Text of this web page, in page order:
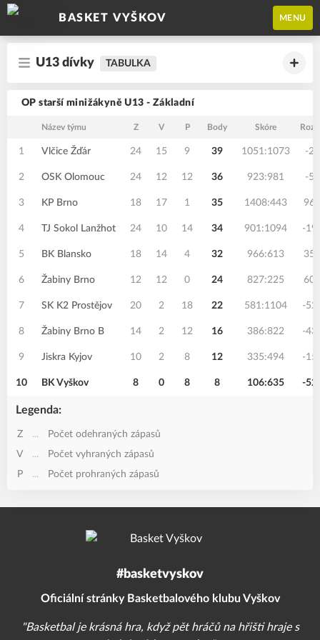
BASKET VYŠKOV MENU
U13 dívky TABULKA
OP starší minižákyně U13 - Základní
Název týmu Z V P Body Skóre
1 Vlčice Žďár 24 15 9 39 1051:1073 -22
2 OSK Olomouc 24 12 12 36 923:981 -58
3 KP Brno 18 17 1 35 1408:443 965
4 TJ Sokol Lanžhot 24 10 14 34 901:1094 -
5 BK Blansko 18 14 4 32 966:613 353
6 Žabiny Brno 12 12 0 24 827:225 602
7 SK K2 Prostějov 20 2 18 22 581:1104 -
8 Žabiny Brno B 14 2 12 16 386:822 -
9 Jiskra Kyjov 10 2 8 12 335:494 -
10 BK Vyškov 8 0 8 8 106:635 -
Legenda:
Z ...
Počet odehraných zápasů
V
...
Počet vyhraných zápasů
P
... Počet prohraných zápasů
#basketvyskov
Oficiální stránky Basketbalového klubu Vyškov
"Basketbal je krásná hra, když pět hráčů na hřišti hraje s